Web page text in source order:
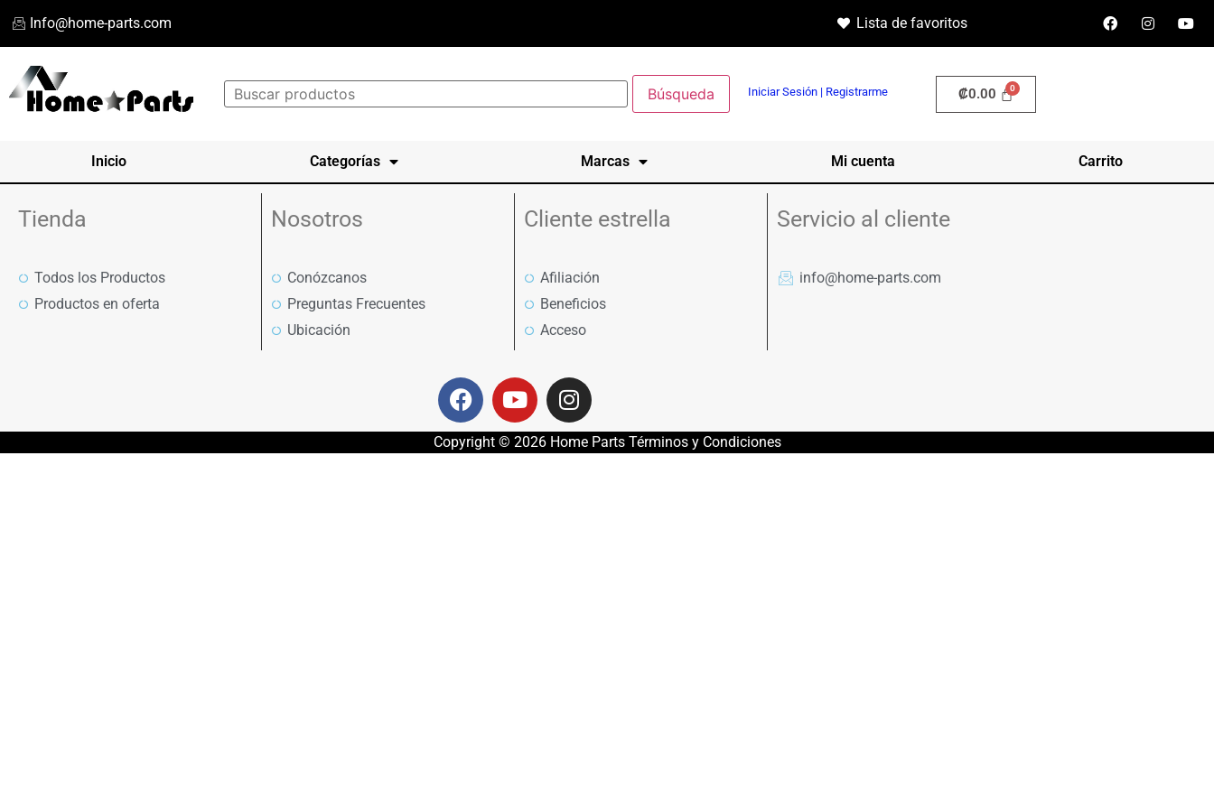
Info@home-parts.com Lista de favoritos
Iniciar Sesión | Registrarme ₡0.00
Inicio Categorías Marcas Mi cuenta Carrito
Tienda
Todos los Productos
Productos en oferta
Nosotros
Conózcanos
Preguntas Frecuentes
Ubicación
Cliente estrella
Afiliación
Beneficios
Acceso
Servicio al cliente
info@home-parts.com
Copyright © 2026 Home Parts Términos y Condiciones